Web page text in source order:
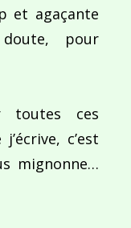
et agaçante
pour
toutes ces
c’est
mignonne…